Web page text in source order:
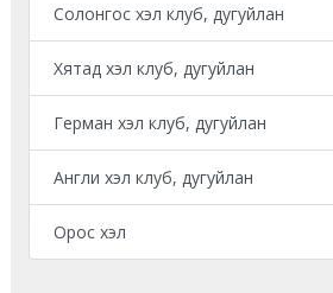
Солонгос хэл клуб, дугуйлан
Хятад хэл клуб, дугуйлан
Герман хэл клуб, дугуйлан
Англи хэл клуб, дугуйлан
Орос хэл